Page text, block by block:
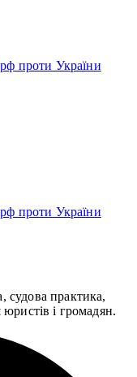
рф проти України
рф проти України
судова практика,
і громадян.